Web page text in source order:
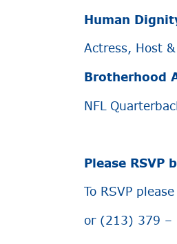
Human
Actress, Host
Brotherhood
NFL
Please RSVP
To RSVP
or (213) 379 –